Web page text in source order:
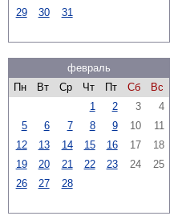
29
30 31
февраль
Пн
Вт Ср Чт Пт Сб
Вс
1
2 3
4
5
6 7 8 9 10
11
12
13 14 15 16 17
18
19
20 21 22 23 24
25
26
27 28